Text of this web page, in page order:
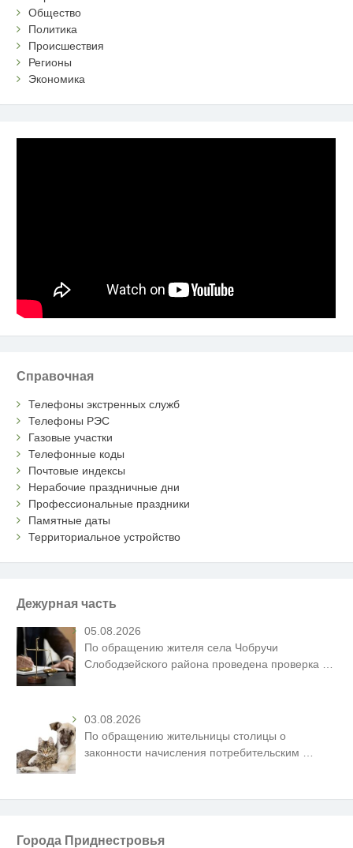
Общество
Политика
Происшествия
Регионы
Экономика
Справочная
Телефоны экстренных служб
Телефоны РЭС
Газовые участки
Телефонные коды
Почтовые индексы
Нерабочие праздничные дни
Профессиональные праздники
Памятные даты
Территориальное устройство
Дежурная часть
05.08.2026
По обращению жителя села Чобручи
Слободзейского района проведена проверка …
03.08.2026
По обращению жительницы столицы о
законности начисления потребительским
Города Приднестровья